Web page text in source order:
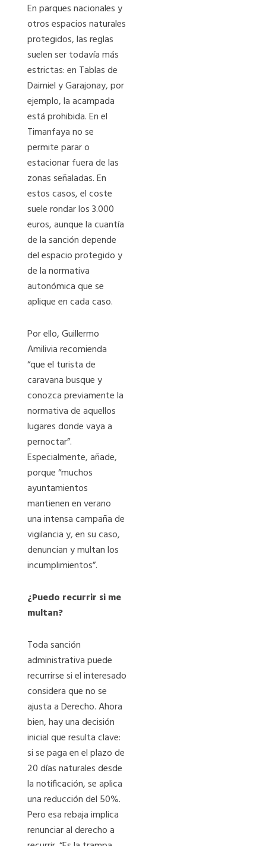
En parques nacionales y
otros espacios naturales
protegidos, las reglas
suelen ser todavía más
estrictas: en Tablas de
Daimiel y Garajonay, por
ejemplo, la acampada
está prohibida. En el
Timanfaya no se
permite parar o
estacionar fuera de las
zonas señaladas. En
estos casos, el coste
suele rondar los 3.000
euros, aunque la cuantía
de la sanción depende
del espacio protegido y
de la normativa
autonómica que se
aplique en cada caso.
Por ello, Guillermo
Amilivia recomienda
“que el turista de
caravana busque y
conozca previamente la
normativa de aquellos
lugares donde vaya a
pernoctar”.
Especialmente, añade,
porque “muchos
ayuntamientos
mantienen en verano
una intensa campaña de
vigilancia y, en su caso,
denuncian y multan los
incumplimientos”.
¿Puedo recurrir si me
multan?
Toda sanción
administrativa puede
recurrirse si el interesado
considera que no se
ajusta a Derecho. Ahora
bien, hay una decisión
inicial que resulta clave:
si se paga en el plazo de
20 días naturales desde
la notificación, se aplica
una reducción del 50%.
Pero esa rebaja implica
renunciar al derecho a